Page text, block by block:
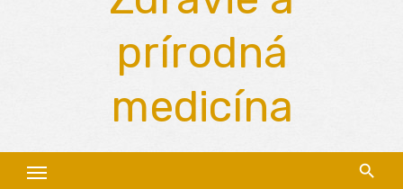
prírodná
medicína